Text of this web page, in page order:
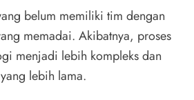
belum memiliki tim dengan
memadai. Akibatnya, proses
menjadi lebih kompleks dan
lebih lama.